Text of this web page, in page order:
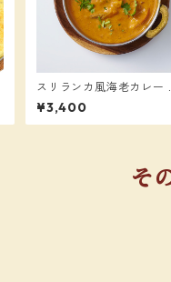
スリランカ風海老カレー
個セット
¥3,400
そ